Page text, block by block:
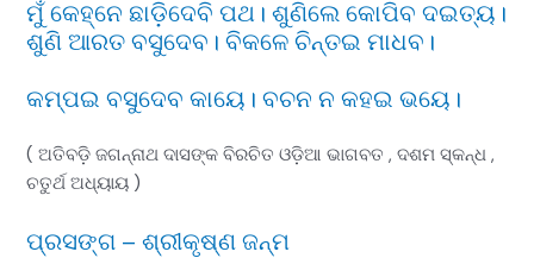
ମୁଁ କେହ୍ନେ ଛାଡ଼ିଦେବି ପଥ। ଶୁଣିଲେ କୋପିବ ଦଇତ୍ୟ।
ଶୁଣି ଆରତ ବସୁଦେବ। ବିକଳେ ଚିନ୍ତଇ ମାଧବ।
କମ୍ପଇ ବସୁଦେବ କାୟେ। ବଚନ ନ କହଇ ଭୟେ।
( ଅତିବଡ଼ି ଜଗନ୍ନାଥ ଦାସଙ୍କ ବିରଚିତ ଓଡ଼ିଆ ଭାଗବତ , ଦଶମ ସ୍କନ୍ଧ ,
ଚତୁର୍ଥ ଅଧ୍ୟାୟ )
ପ୍ରସଙ୍ଗ – ଶ୍ରୀକୃଷ୍ଣ ଜନ୍ମ